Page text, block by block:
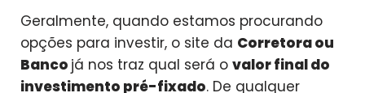
Geralmente, quando estamos procurando
opções para investir, o site da Corretora ou
Banco já nos traz qual será o valor final do
investimento pré-fixado. De qualquer